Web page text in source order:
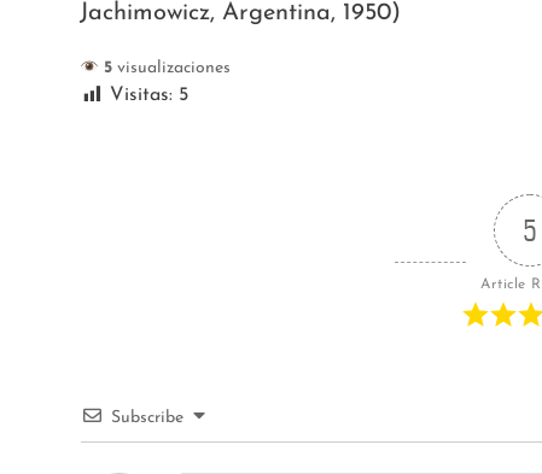
Jachimowicz, Argentina, 1950)
5visualizaciones
Visitas: 5
5
Article
Subscribe